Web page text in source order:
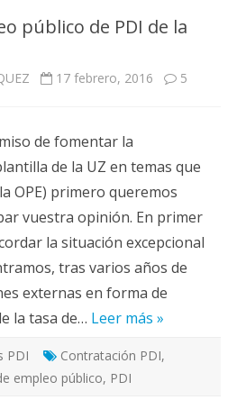
público de PDI de la
17 febrero, 2016 5
de fomentar la
de la UZ en temas que
OPE) primero queremos
vuestra opinión. En primer
la situación excepcional
tras varios años de
externas en forma de
la tasa de… Leer más »
PDI Contratación PDI,
empleo público, PDI